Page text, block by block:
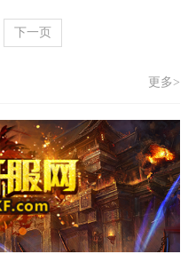
下一页
更多>